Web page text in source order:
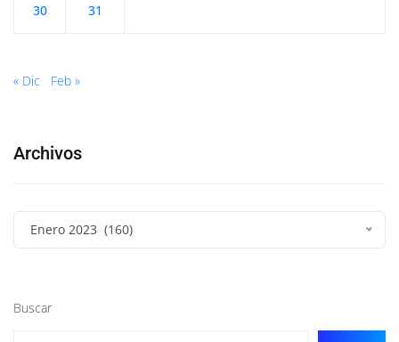
30 31
« Dic Feb »
Archivos
Enero 2023 (160)
Buscar